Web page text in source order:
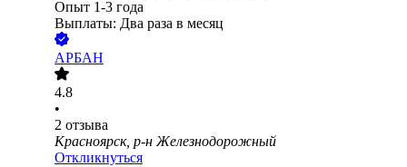
Опыт 1-3 года
Выплаты: Два раза в месяц
АРБАН
4.8
•
2 отзыва
Красноярск, р-н Железнодорожный
Откликнуться